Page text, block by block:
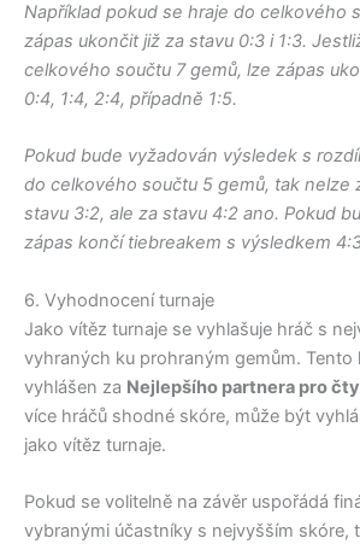
Například pokud se hraje do celkového
zápas ukončit již za stavu 0:3 i 1:3.
celkového součtu 7 gemů, lze zápas
0:4, 1:4, 2:4, případně 1:5.
Pokud bude vyžadován výsledek s
do celkového součtu 5 gemů, tak nelze
stavu 3:2, ale za stavu 4:2 ano. Pokud
zápas končí tiebreakem s výsledkem
6. Vyhodnocení turnaje
Jako vítěz turnaje se vyhlašuje hráč s
vyhraných ku prohraným gemům. Tento
vyhlášen za Nejlepšího partnera pro
více hráčů shodné skóre, může být
jako vítěz turnaje.
Pokud se volitelně na závěr uspořádá
vybranými účastníky s nejvyšším skóre,